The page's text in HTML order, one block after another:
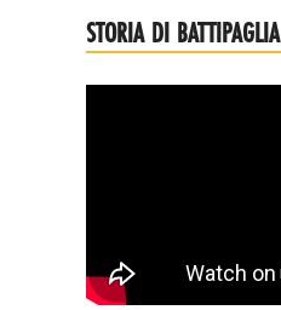
STORIA DI BATTIPAGLIA